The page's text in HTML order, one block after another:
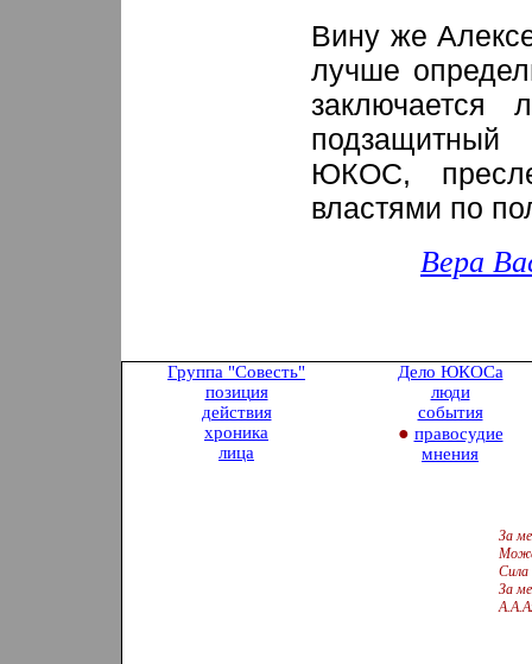
Вину же
лучше
подзащитный
ЮКОС,
властями по
Вера
Группа "Совесть"
позиция
действия
хроника
лица
Дело ЮКОСа
люди
события
● правосудие
мнения
За
Сила
За